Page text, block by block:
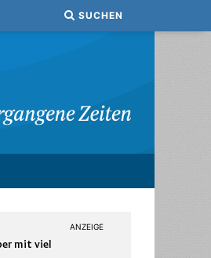
SUCHEN
mit viel